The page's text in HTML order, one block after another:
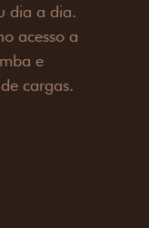
O Pack
para até 3,5
e overbumper,
proteção
com